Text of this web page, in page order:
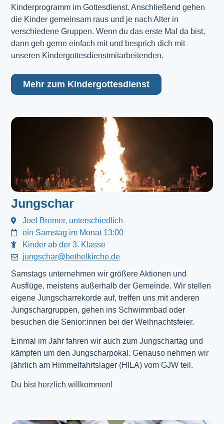
Kinderprogramm im Gottesdienst. Anschließend gehen
die Kinder gemeinsam raus und je nach Alter in
verschiedene Gruppen. Wenn du das erste Mal da bist,
dann geh gerne einfach mit und besprich dich mit
unseren Kindergottesdienstmitarbeitenden.
Mehr zum Kindergottesdienst
Jungschar
Joel Bremer, unterschiedlich
ein Samstag im Monat 13:00
Kinder ab der 3. Klasse
jungschar@bethelkirche.de
Samstags unternehmen wir größere Aktionen und
Ausflüge, meistens außerhalb der Gemeinde. Wir stellen
eigene Jungscharrekorde auf, treffen uns mit anderen
Jungschargruppen, gehen ins Schwimmbad oder
besuchen die Senior:innen bei der Weihnachtsfeier.
Einmal im Jahr fahren wir auch zum Jungschartag und
kämpfen um den Jungscharpokal. Genauso nehmen wir
jährlich am Himmelfahrtslager (HILA) vom GJW teil.
Du bist herzlich willkommen!